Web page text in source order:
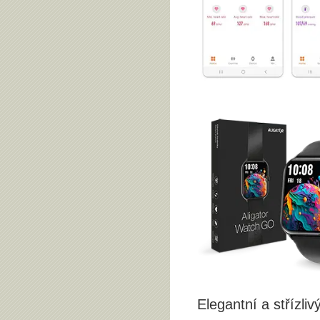
Elegantní a